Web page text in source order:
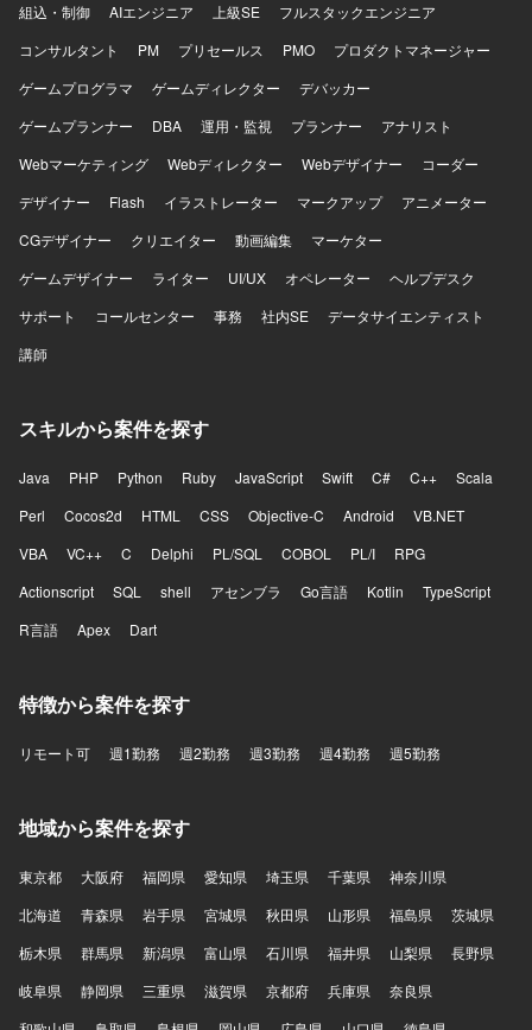
進められる環境です。 【開発環境】 開発言語・フレームワ
ークはJavaScript / TypeScriptを使用いたします。開発ツー
ルとしてAIコーディングツール（Claude Code、Codex
CLI（OpenAI））を利用いたします。
組込・制御
AIエンジニア 上級SE
フルスタックエンジニア
コンサルタント
PM プリセールス PMO
プロダクトマネージャー
ゲームプログラマ
ゲームディレクター
デバッカー
ゲームプランナー
DBA 運用・監視 プランナー
アナリスト
Webマーケティング
Webディレクター Webデザイナー
コーダー
デザイナー
Flash イラストレーター マークアップ
アニメーター
CGデザイナー
クリエイター 動画編集
マーケター
ゲームデザイナー
ライター UI/UX オペレーター
ヘルプデスク
サポート
コールセンター 事務 社内SE
データサイエンティスト
講師
スキルから案件を探す
Java PHP Python Ruby JavaScript Swift C# C++
Scala
Perl
Cocos2d HTML CSS Objective-C Android
VB.NET
VBA
VC++ C Delphi PL/SQL COBOL PL/I
RPG
Actionscript
SQL shell アセンブラ Go言語 Kotlin
TypeScript
R言語
Apex Dart
特徴から案件を探す
リモート可 週1勤務 週2勤務 週3勤務 週4勤務 週5勤務
地域から案件を探す
東京都 大阪府 福岡県 愛知県 埼玉県 千葉県
神奈川県
北海道
青森県 岩手県 宮城県 秋田県 山形県 福島県
茨城県
栃木県
群馬県 新潟県 富山県 石川県 福井県 山梨県
長野県
岐阜県
静岡県 三重県 滋賀県 京都府 兵庫県
奈良県